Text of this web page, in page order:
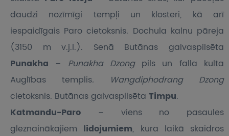
daudzi nozīmīgi tempļi un klosteri, kā arī
iespaidīgais Paro cietoksnis. Dochula kalnu pāreja
(3150 m v.j.l.). Senā Butānas galvaspilsēta
Punakha – Punakha Dzong pils un falla kulta
Auglības templis. Wangdiphodrang Dzong
cietoksnis. Butānas galvaspilsēta Timpu.
Katmandu-Paro – viens no pasaules
gleznainākajiem lidojumiem, kura laikā skaidros